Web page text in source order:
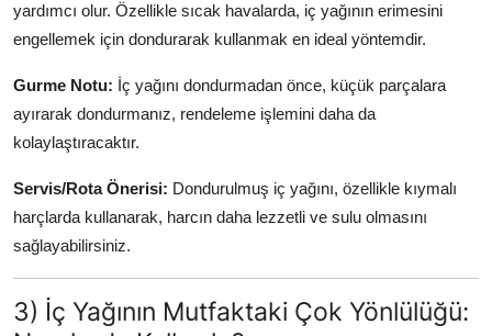
yardımcı olur. Özellikle sıcak havalarda, iç yağının erimesini
engellemek için dondurarak kullanmak en ideal yöntemdir.
Gurme Notu: İç yağını dondurmadan önce, küçük parçalara
ayırarak dondurmanız, rendeleme işlemini daha da
kolaylaştıracaktır.
Servis/Rota Önerisi: Dondurulmuş iç yağını, özellikle kıymalı
harçlarda kullanarak, harcın daha lezzetli ve sulu olmasını
sağlayabilirsiniz.
3) İç Yağının Mutfaktaki Çok Yönlülüğü: